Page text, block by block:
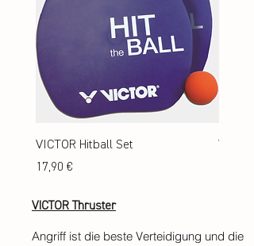
VICTOR Hitball Set
Preis
17,90 €
VICTOR Thruster
Angriff ist die beste Verteidigung und die